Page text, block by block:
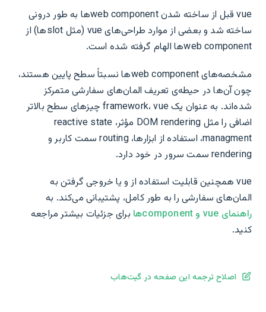
vue قبل از ساخته شدن web componentها به طور درونی
ساخته شد و بعضی از موارد طراحی‌های vue (مثل slotها) از
web componentها الهام گرفته شده است.
مشخصه‌های web componentها نسبتاً سطح پایین هستند،
چون آن‌ها در حیطه‌ی تعریف المان‌های سفارشی متمرکز
شده‌اند. به عنوان یک framework، vue چیزهای سطح بالاتر
اضافی را مثل DOM rendering مؤثر، reactive state
managment، استفاده از ابزارها، routing سمت کاربر و
rendering سمت سرور در خود دارد.
vue همچنین قابلیت استفاده از و یا خروجی گرفتن به
المان‌های سفارشی را به طور کامل، پشتیبانی می‌کند. به
راهنمای vue و componentها
برای جزئیات بیشتر مراجعه
کنید.
اصلاح ترجمه این صفحه در گیت‌هاب